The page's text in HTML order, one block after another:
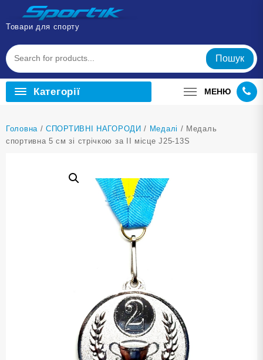
Перейти
вмісту
Товари для спорту
Пошук
Категорії МЕНЮ
Головна /СПОРТИВНІ НАГОРОДИ / Медалі / Медаль
спортивна 5 см зі стрічкою за ІІ місце J25-13S